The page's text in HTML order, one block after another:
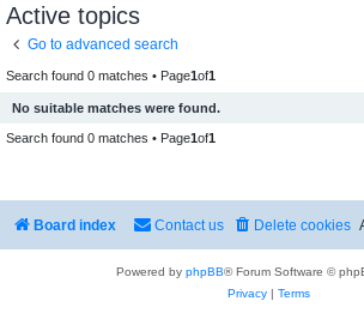
Active topics
Go to advanced search
Search found 0 matches • Page1of1
No suitable matches were found.
Search found 0 matches • Page1of1
Board index Delete cookies
Contact us
Powered by phpBB® Forum Software ©
Privacy| Terms